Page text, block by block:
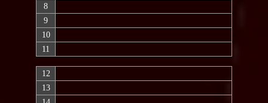
8
9
10
11
12
13